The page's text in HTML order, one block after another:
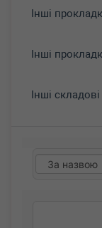
Інші
Інші
Інші